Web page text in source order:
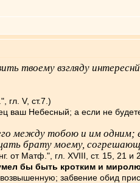
твоему взгляду
гл. V, ст.7.)
ваш Небесный; а если не
между тобою и им одним;
брату моему,
от Матф.", гл. XVIII, ст. 15, 21 и
бы быть кротким и
забвение обид